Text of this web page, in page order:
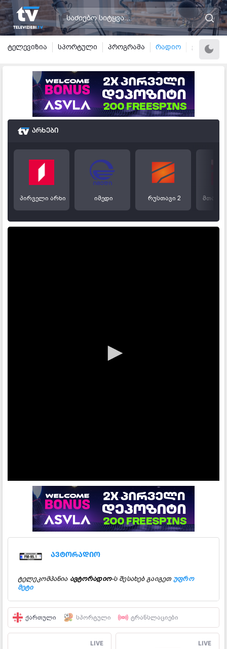
ტელევიზია სპორტული პროგრამა რადიო ვალუტა
არხები
პირველი არხი იმედი რუსთავი 2
ავტორადიო
ტელეკომპანია ავტორადიო-ს შესახებ გაიგეთუფრო
მეტი
ᲥᲐᲠᲗᲣᲚᲘ ᲡᲞᲝᲠᲢᲣᲚᲘ ᲢᲠᲐᲜᲡᲚᲐᲪᲘᲔᲑᲘ
LIVE LIVE